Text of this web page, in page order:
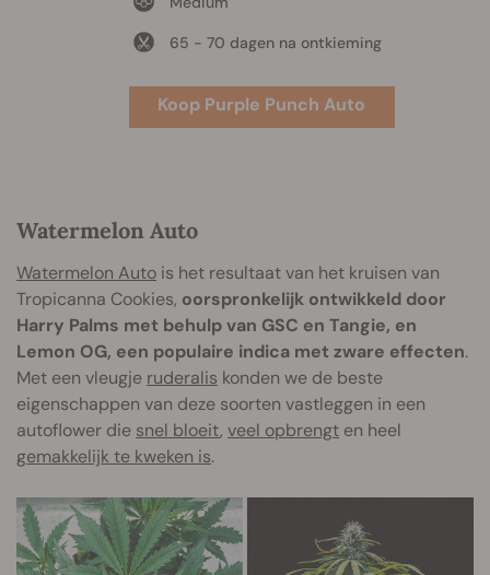
65 - 70 dagen na ontkieming
Koop Purple Punch Auto
Watermelon Auto
Watermelon Auto is het resultaat van het kruisen van
Tropicanna Cookies, oorspronkelijk ontwikkeld door
Harry Palms met behulp van GSC en Tangie, en
Lemon OG, een populaire indica met zware effecten.
Met een vleugje ruderalis konden we de beste
eigenschappen van deze soorten vastleggen in een
autoflower die snel bloeit, veel opbrengt en heel
gemakkelijk te kweken is.